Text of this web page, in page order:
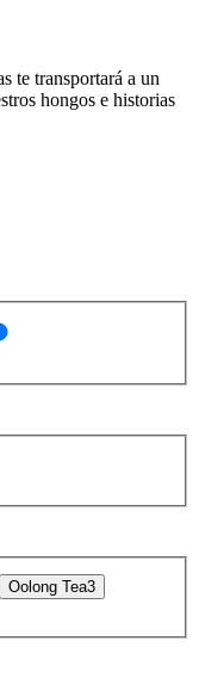
te transportará a un
hongos e historias
Oolong Tea3